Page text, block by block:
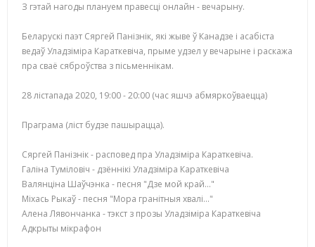
З гэтай нагоды плануем правесці онлайн - вечарыну.
Беларускі паэт Сяргей Панізнік, які жыве ў Канадзе і асабіста
ведаў Уладзімiра Караткевіча, прыме удзел у вечарыне і раскажа
пра сваё сяброўства з пісьменнікам.
28 лістапада 2020, 19:00 - 20:00 (час яшчэ абмяркоўваецца)
Праграма (ліст будзе пашырацца).
Сяргей Панізнік - расповед пра Уладзіміра Караткевіча.
Галіна Туміловіч - дзённікі Уладзіміра Караткевіча
Валянціна Шаўчэнка - песня "Дзе мой край..."
Міхась Рыкаў - песня "Мора гранітныя хвалі..."
Алена Лявончанка - тэкст з прозы Уладзіміра Караткевіча
Адкрыты мікрафон